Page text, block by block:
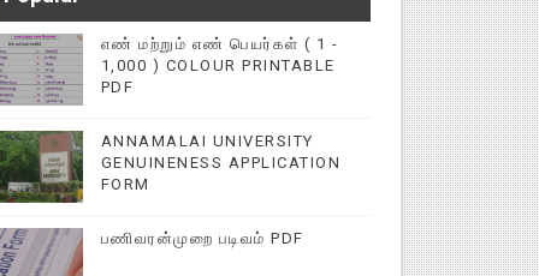
எண் மற்றும் எண் பெயர்கள் ( 1 -
1,000 ) COLOUR PRINTABLE
PDF
ANNAMALAI UNIVERSITY
GENUINENESS APPLICATION
FORM
பணிவரன்முறை படிவம் PDF